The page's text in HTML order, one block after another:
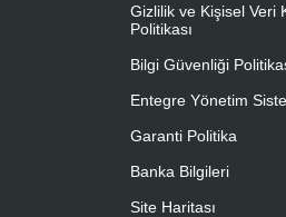
Gizlilik ve Kişisel Veri
Politikası
Bilgi Güvenliği
Entegre Yönetim
Garanti Politika
Banka Bilgileri
Site Haritası